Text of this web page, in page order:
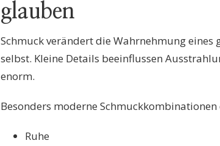
glauben
Schmuck verändert die Wahrnehmung
selbst. Kleine Details beeinflussen
enorm.
Besonders moderne
Ruhe